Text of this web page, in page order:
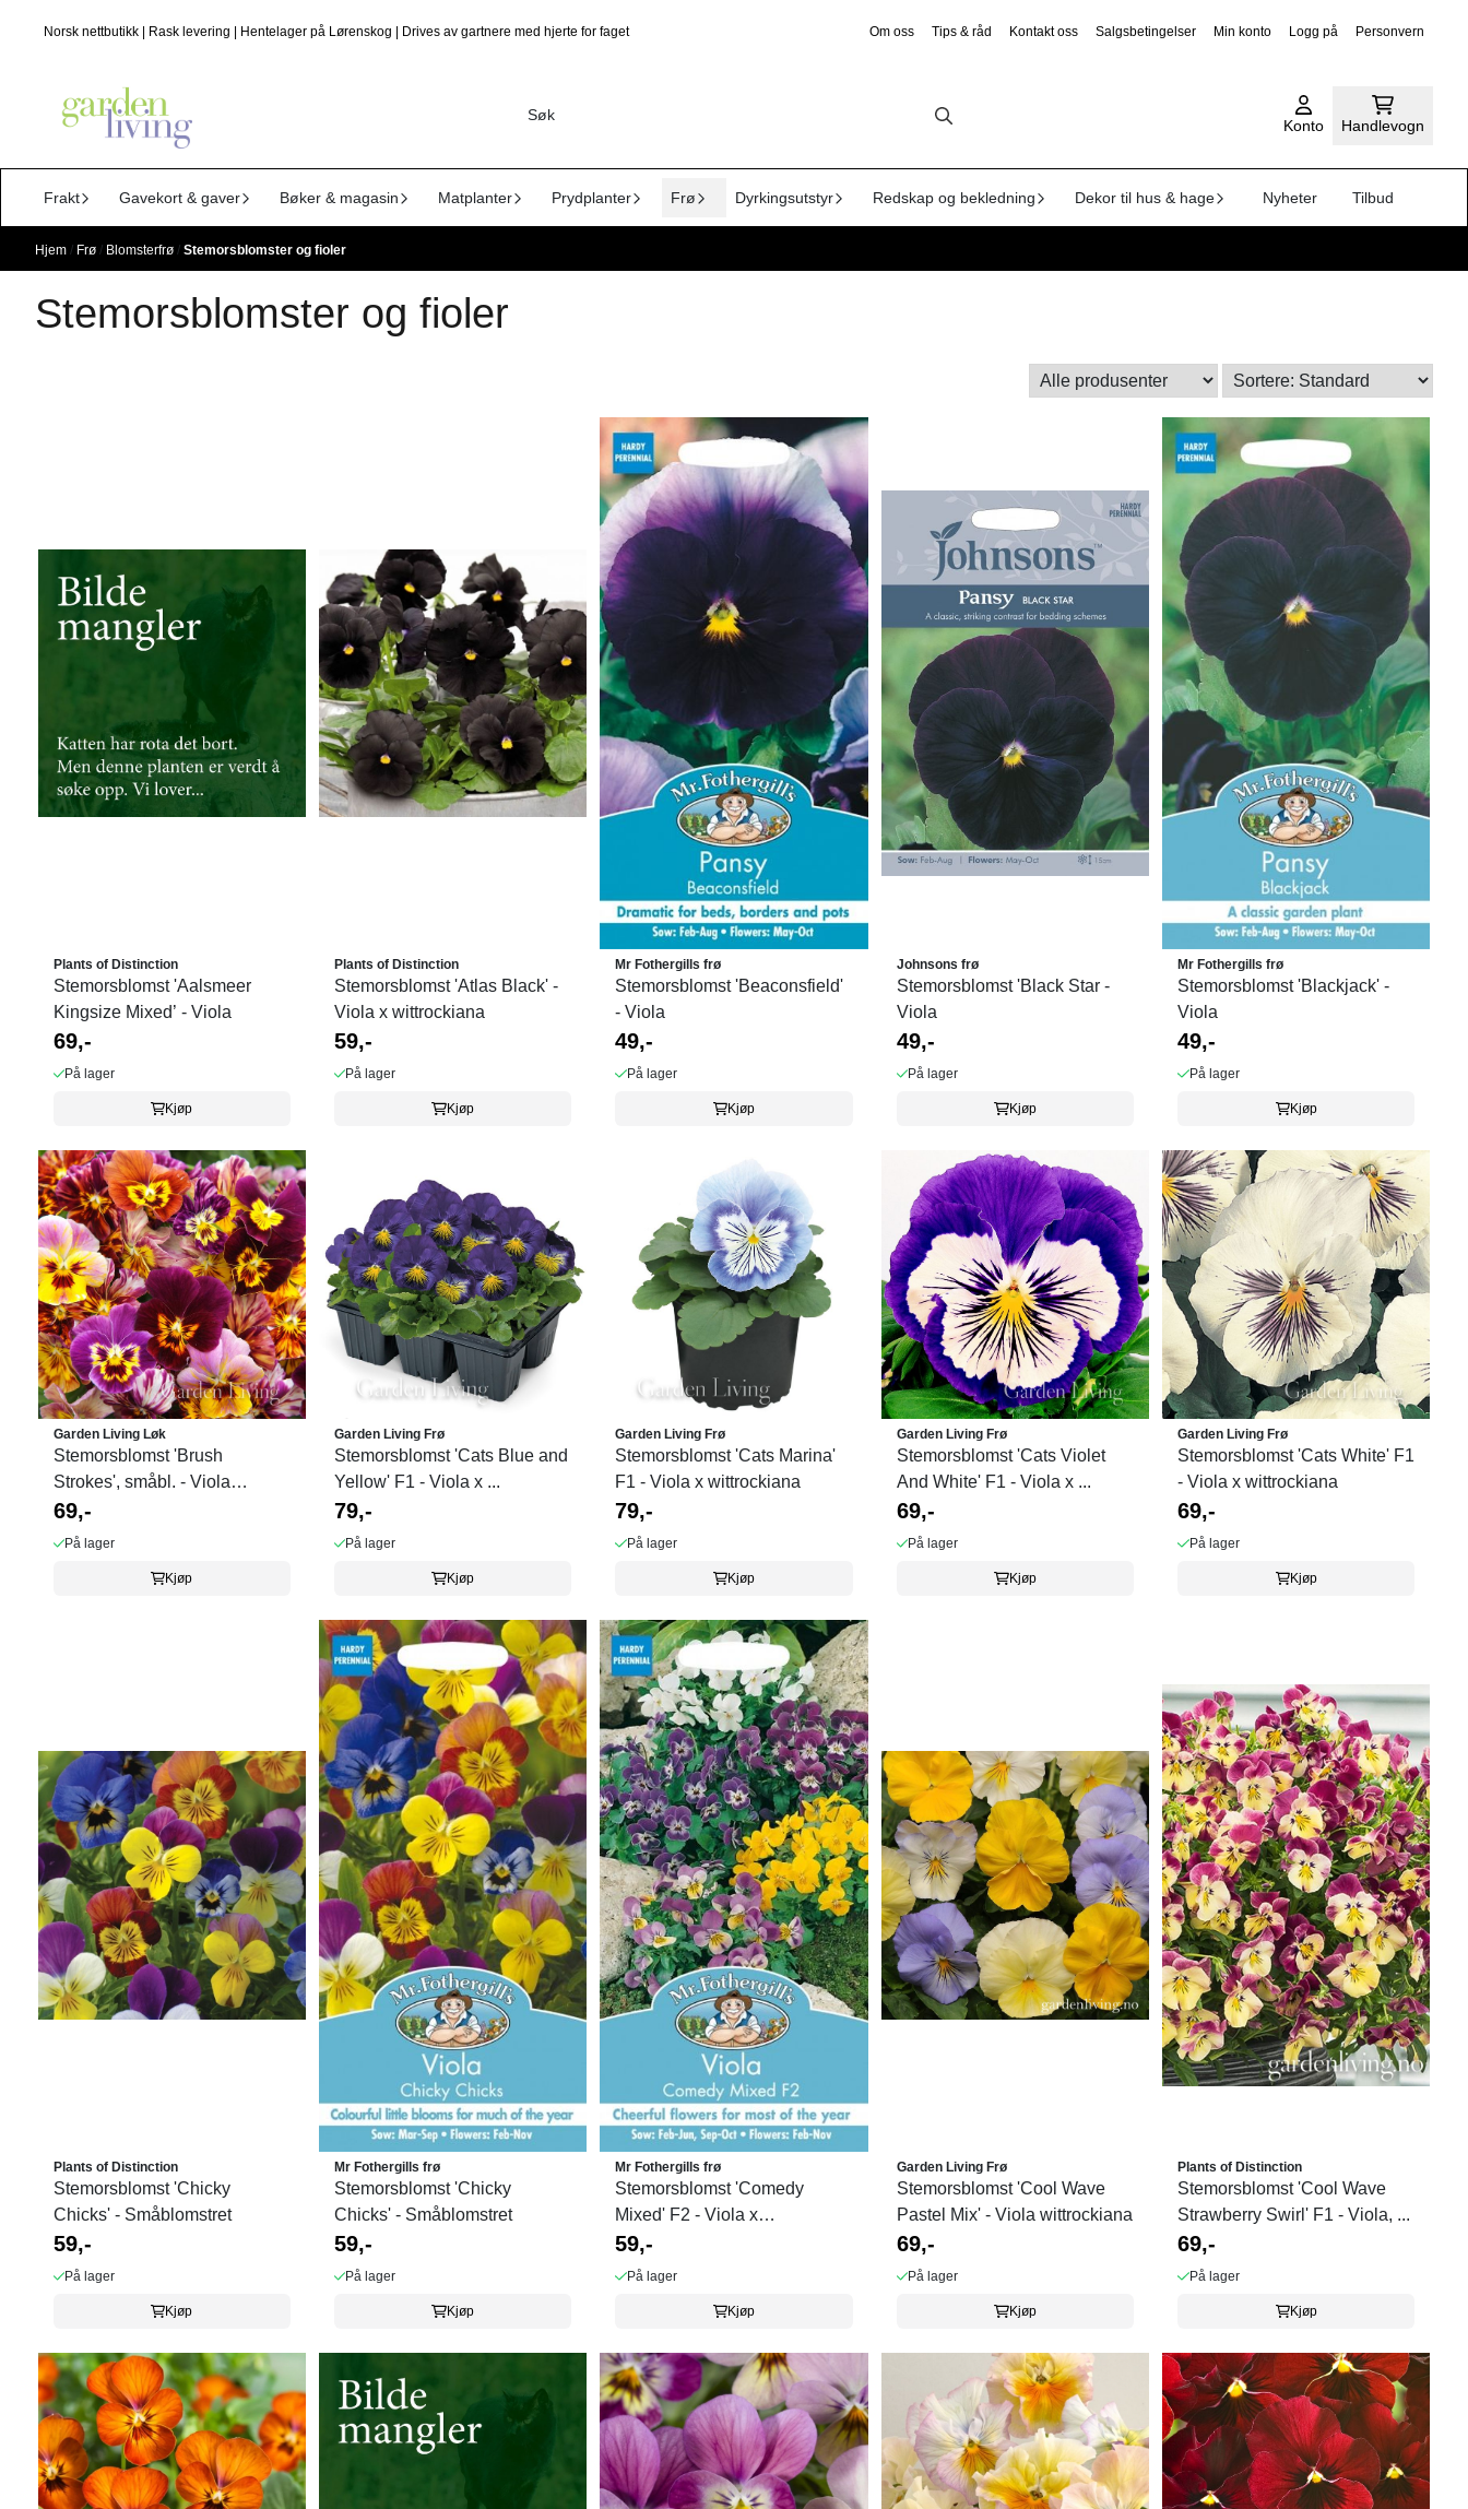
Norsk nettbutikk | Rask levering | Hentelager på Lørenskog | Drives av gartnere med hjerte for faget Om oss Tips & råd Kontakt oss Salgsbetingelser Min konto Logg på Personvern
Konto Handlevogn
Frakt Gavekort & gaver Bøker & magasin Matplanter Prydplanter Frø Dyrkingsutstyr Redskap og bekledning Dekor til hus & hage Nyheter Tilbud
Hjem / Frø / Blomsterfrø / Stemorsblomster og fioler
Stemorsblomster og fioler
Plants of Distinction
Stemorsblomst 'Aalsmeer
Kingsize Mixed’ - Viola
69,-
På lager
Kjøp
Plants of Distinction
Stemorsblomst 'Atlas Black' -
Viola x wittrockiana
59,-
På lager
Kjøp
Mr Fothergills frø
Stemorsblomst 'Beaconsfield'
- Viola
49,-
På lager
Kjøp
Johnsons frø
Stemorsblomst 'Black Star -
Viola
49,-
På lager
Kjøp
Mr Fothergills frø
Stemorsblomst 'Blackjack' -
Viola
49,-
På lager
Kjøp
Garden Living Løk
Stemorsblomst 'Brush
Strokes', småbl. - Viola
odorata
69,-
På lager
Kjøp
Garden Living Frø
Stemorsblomst 'Cats Blue and
Yellow' F1 - Viola x ...
79,-
På lager
Kjøp
Garden Living Frø
Stemorsblomst 'Cats Marina'
F1 - Viola x wittrockiana
79,-
På lager
Kjøp
Garden Living Frø
Stemorsblomst 'Cats Violet
And White' F1 - Viola x ...
69,-
På lager
Kjøp
Garden Living Frø
Stemorsblomst 'Cats White' F1
- Viola x wittrockiana
69,-
På lager
Kjøp
Plants of Distinction
Stemorsblomst 'Chicky
Chicks' - Småblomstret
59,-
På lager
Kjøp
Mr Fothergills frø
Stemorsblomst 'Chicky
Chicks' - Småblomstret
59,-
På lager
Kjøp
Mr Fothergills frø
Stemorsblomst 'Comedy
Mixed' F2 - Viola x
wittrockiana
59,-
På lager
Kjøp
Garden Living Frø
Stemorsblomst 'Cool Wave
Pastel Mix' - Viola wittrockiana
69,-
På lager
Kjøp
Plants of Distinction
Stemorsblomst 'Cool Wave
Strawberry Swirl' F1 - Viola, ...
69,-
På lager
Kjøp